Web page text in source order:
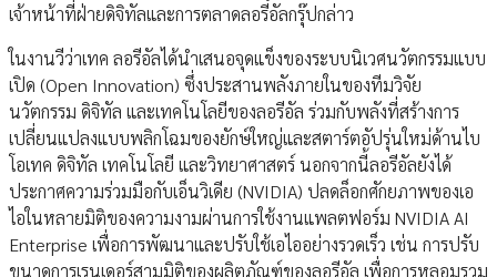
เจ้าหน้าที่ฝ่ายดิจิทัลและการตลาดลอรีอัลกรุ๊ปกล่าว
ในงานวีว่าเทค ลอรีอัลได้นำเสนอจุดแข็งของระบบนิเวศนวัตกรรมแบบ
เปิด (Open Innovation) ซึ่งประสานพลังภายในของทีมวิจัย
นวัตกรรม ดิจิทัล และเทคโนโลยีของลอรีอัล ร่วมกับพลังที่สร้างการ
เปลี่ยนแปลงแบบพลิกโฉมของยักษ์ใหญ่และสตาร์ตอัปรุ่นใหม่ด้านไบ
โอเทค ดิจิทัล เทคโนโลยี และวิทยาศาสตร์ นอกจากนี้ลอรีอัลยังได้
ประกาศความร่วมมือกับเอ็นวิเดีย (NVIDIA) ปลดล็อกศักยภาพของเอ
ไอในหลายมิติของความงามผ่านการใช้งานแพลตฟอร์ม NVIDIA AI
Enterprise เพื่อการพัฒนาและปรับใช้เอไออย่างรวดเร็ว เช่น การปรับ
ขนาดการเรนเดอร์สามมิติของผลิตภัณฑ์ของลอรีอัล เพื่อการหลอมรวม